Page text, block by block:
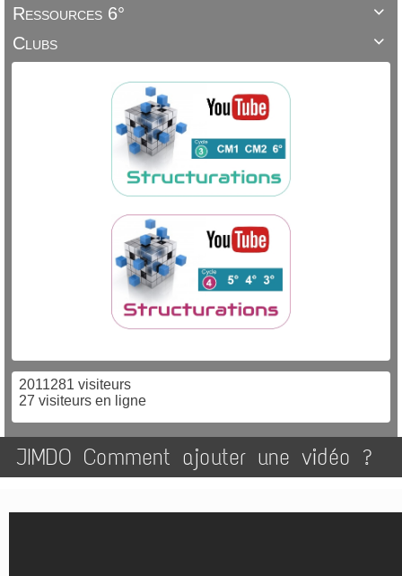

Ressources 6°

Clubs
2011281 visiteurs
27 visiteurs en ligne
JIMDO Comment ajouter une vidéo ?